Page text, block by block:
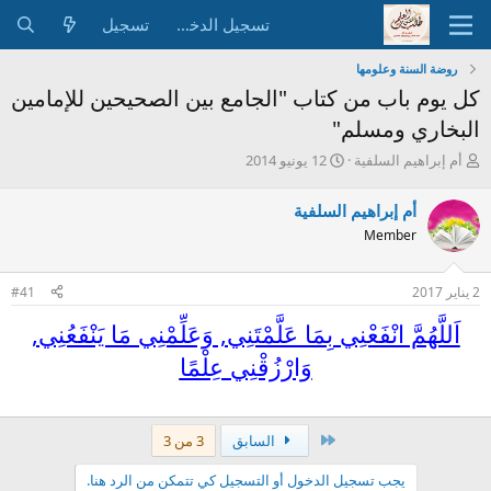
تسجيل الدخول تسجيل
روضة السنة وعلومها
كل يوم باب من كتاب "الجامع بين الصحيحين للإمامين
البخاري ومسلم"
ب
د
ئ
ا
ل
م
و
ض
أم إبراهيم السلفية
ت
ي
ل
ء
12 يونيو 2014
أم إبراهيم السلفية
Member
2 يناير 2017 #41
اَللَّهُمَّ انْفَعْنِي بِمَا عَلَّمْتَنِي, وَعَلِّمْنِي مَا يَنْفَعُنِي,
وَارْزُقْنِي عِلْمًا
السابق
3 من 3
يجب تسجيل الدخول أو التسجيل كي تتمكن من الرد هنا.